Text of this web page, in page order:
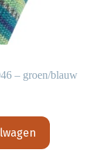
– groen/blauw